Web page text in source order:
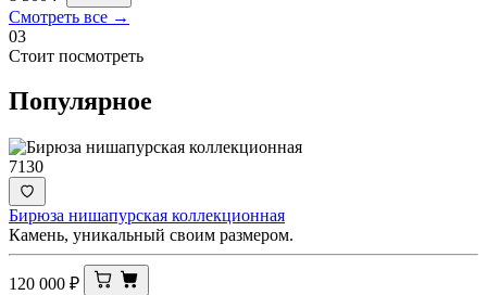
Смотреть все →
03
Стоит посмотреть
Популярное
7130
Бирюза нишапурская коллекционная
Камень, уникальный своим размером.
120 000 ₽